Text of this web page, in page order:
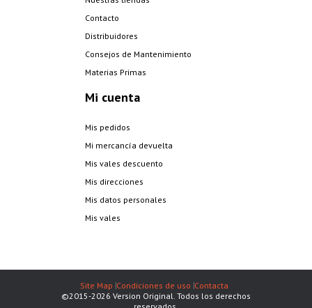
Contacto
Distribuidores
Consejos de Mantenimiento
Materias Primas
Mi cuenta
Mis pedidos
Mi mercancía devuelta
Mis vales descuento
Mis direcciones
Mis datos personales
Mis vales
Site Map Condiciones de uso Contacta
©2015-2026 Version Original. Todos los derechos